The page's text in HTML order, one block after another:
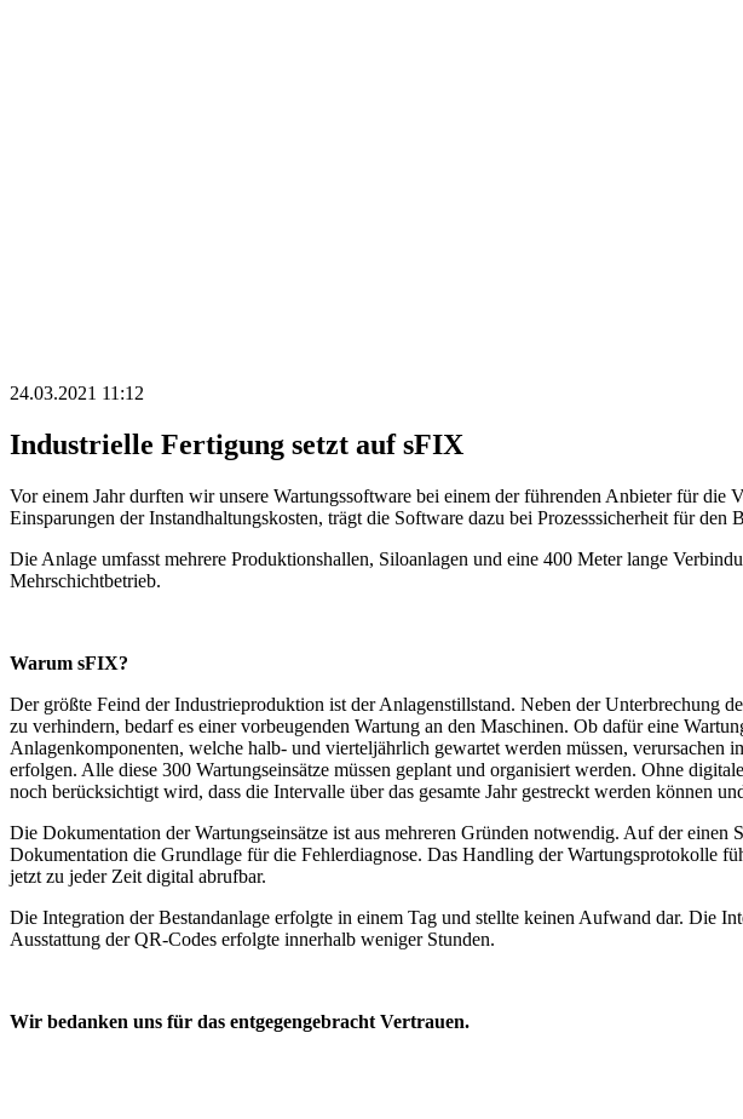
24.03.2021 11:12
Industrielle Fertigung setzt auf sFIX
Vor einem Jahr durften wir unsere Wartungssoftware bei einem der führenden Anbieter für
Einsparungen der Instandhaltungskosten, trägt die Software dazu bei Prozesssicherheit für den
Die Anlage umfasst mehrere Produktionshallen, Siloanlagen und eine 400 Meter lange
Mehrschichtbetrieb.
Warum sFIX?
Der größte Feind der Industrieproduktion ist der Anlagenstillstand. Neben der Unterbrechung
zu verhindern, bedarf es einer vorbeugenden Wartung an den Maschinen. Ob dafür eine
Anlagenkomponenten, welche halb- und vierteljährlich gewartet werden müssen, verursachen
erfolgen. Alle diese 300 Wartungseinsätze müssen geplant und organisiert werden. Ohne
noch berücksichtigt wird, dass die Intervalle über das gesamte Jahr gestreckt werden können
Die Dokumentation der Wartungseinsätze ist aus mehreren Gründen notwendig. Auf der
Dokumentation die Grundlage für die Fehlerdiagnose. Das Handling der Wartungsprotokolle
jetzt zu jeder Zeit digital abrufbar.
Die Integration der Bestandanlage erfolgte in einem Tag und stellte keinen Aufwand dar. Die
Ausstattung der QR-Codes erfolgte innerhalb weniger Stunden.
Wir bedanken uns für das entgegengebracht Vertrauen.